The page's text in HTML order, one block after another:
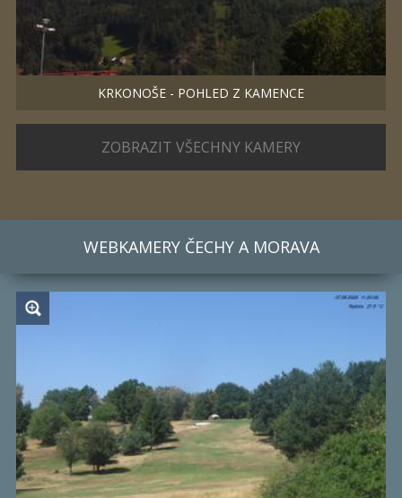
KRKONOŠE - POHLED Z KAMENCE
ZOBRAZIT VŠECHNY KAMERY
WEBKAMERY ČECHY A MORAVA